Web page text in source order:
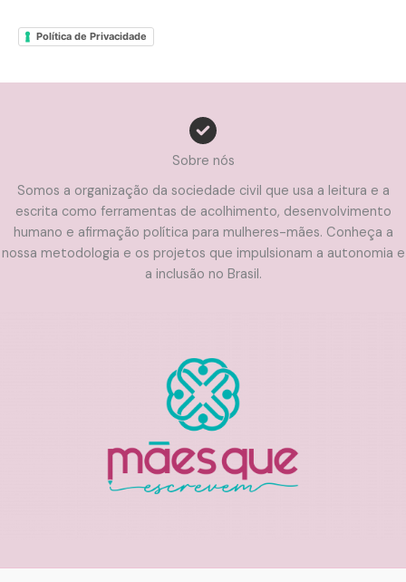
Política de Privacidade
Sobre nós
Somos a organização da sociedade civil que usa a leitura e a
escrita como ferramentas de acolhimento, desenvolvimento
humano e afirmação política para mulheres-mães. Conheça a
nossa metodologia e os projetos que impulsionam a autonomia e
a inclusão no Brasil.